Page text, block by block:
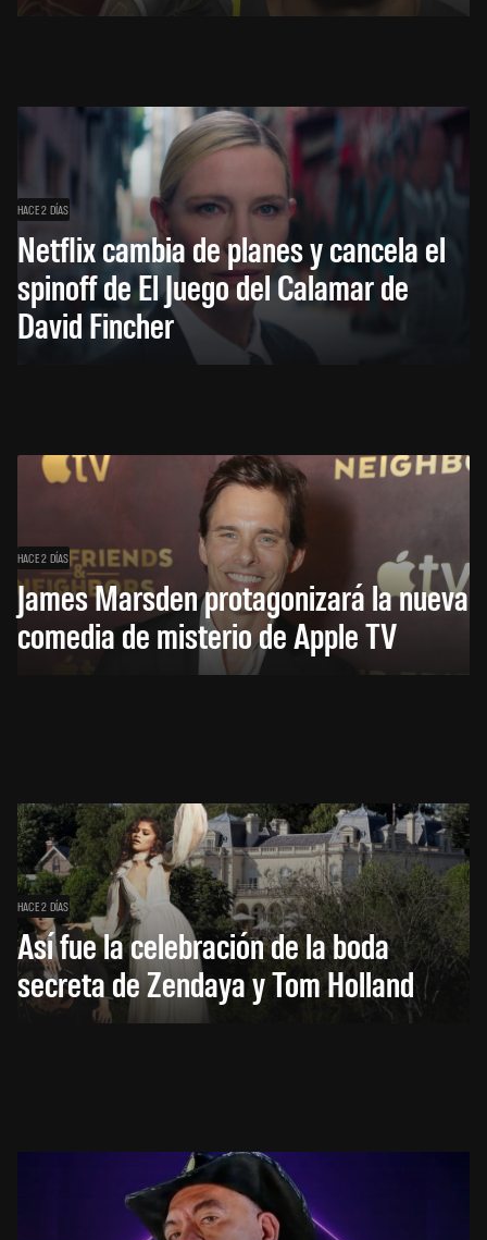
HACE 2 DÍAS
Netflix cambia de planes y cancela el
spinoff de El Juego del Calamar de
David Fincher
HACE 2 DÍAS
James Marsden protagonizará la nueva
comedia de misterio de Apple TV
HACE 2 DÍAS
Así fue la celebración de la boda
secreta de Zendaya y Tom Holland